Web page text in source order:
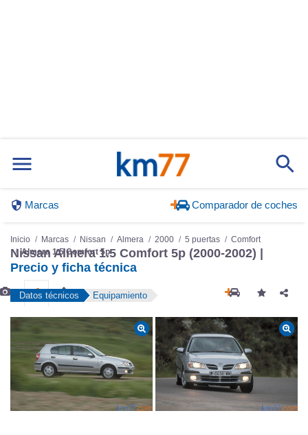
Marcas Comparador de coches
Inicio Marcas Nissan Almera 2000 5 puertas
Comfort
Almera 1.5 Comfort 5p
Nissan Almera 1.5 Comfort 5p (2000-2002) |
Precio y ficha técnica
Datos técnicos Equipamiento